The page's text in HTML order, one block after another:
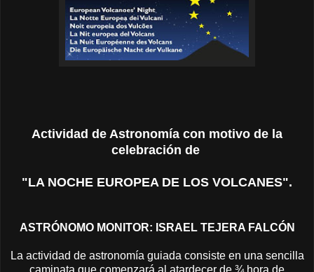
Actividad de Astronomía con motivo de la
celebración de
"LA NOCHE EUROPEA DE LOS VOLCANES".
ASTRÓNOMO MONITOR: ISRAEL TEJERA FALCÓN
La actividad de astronomía guiada consiste en una sencilla
caminata que comenzará al atardecer de ¾ hora de